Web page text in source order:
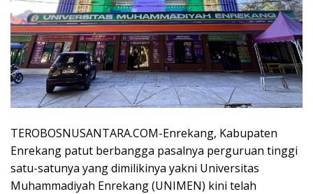
TEROBOSNUSANTARA.COM-Enrekang, Kabupaten
Enrekang patut berbangga pasalnya perguruan tinggi
satu-satunya yang dimilikinya yakni Universitas
Muhammadiyah Enrekang (UNIMEN) kini telah